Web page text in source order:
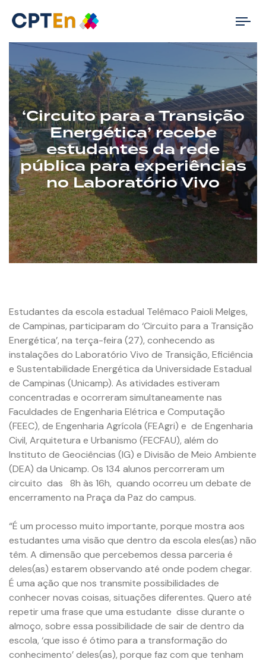
‘Circuito para a Transição
Energética’ recebe
estudantes da rede
pública para experiências
no Laboratório Vivo
Estudantes da escola estadual Telêmaco Paioli Melges,
de Campinas, participaram do ‘Circuito para a Transição
Energética’, na terça-feira (27), conhecendo as
instalações do Laboratório Vivo de Transição, Eficiência
e Sustentabilidade Energética da Universidade Estadual
de Campinas (Unicamp). As atividades estiveram
concentradas e ocorreram simultaneamente nas
Faculdades de Engenharia Elétrica e Computação
(FEEC), de Engenharia Agrícola (FEAgri) e de Engenharia
Civil, Arquitetura e Urbanismo (FECFAU), além do
Instituto de Geociências (IG) e Divisão de Meio Ambiente
(DEA) da Unicamp. Os 134 alunos percorreram um
circuito das 8h às 16h, quando ocorreu um debate de
encerramento na Praça da Paz do campus.
“É um processo muito importante, porque mostra aos
estudantes uma visão que dentro da escola eles(as) não
têm. A dimensão que percebemos dessa parceria é
deles(as) estarem observando até onde podem chegar.
É uma ação que nos transmite possibilidades de
conhecer novas coisas, situações diferentes. Quero até
repetir uma frase que uma estudante disse durante o
almoço, sobre essa possibilidade de sair de dentro da
escola, ‘que isso é ótimo para a transformação do
conhecimento’ deles(as), porque faz com que tenham